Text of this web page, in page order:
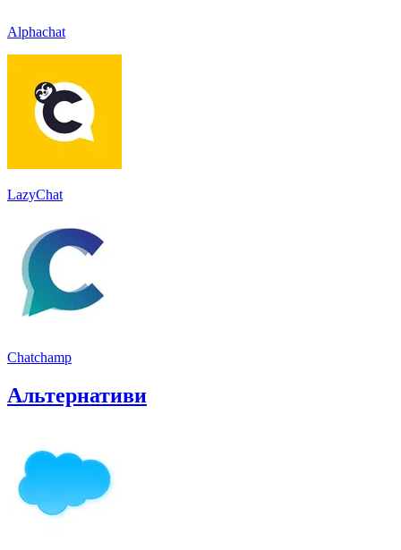
Alphachat
LazyChat
Chatchamp
Альтернативи